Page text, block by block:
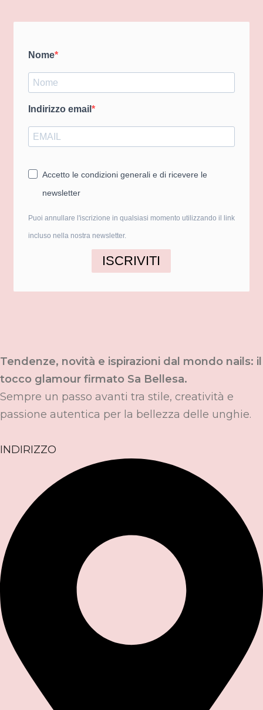
Nome
Indirizzo email
Accetto le condizioni generali e di ricevere le
newsletter
Puoi annullare l'iscrizione in qualsiasi momento utilizzando il link
incluso nella nostra newsletter.
ISCRIVITI
Tendenze, novità e ispirazioni dal mondo nails: il
tocco glamour firmato Sa Bellesa.
Sempre un passo avanti tra stile, creatività e
passione autentica per la bellezza delle unghie.
INDIRIZZO